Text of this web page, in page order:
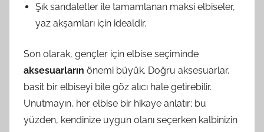
Şık sandaletler ile tamamlanan maksi elbiseler,
yaz akşamları için idealdir.
Son olarak, gençler için elbise seçiminde
aksesuarların önemi büyük. Doğru aksesuarlar,
basit bir elbiseyi bile göz alıcı hale getirebilir.
Unutmayın, her elbise bir hikaye anlatır; bu
yüzden, kendinize uygun olanı seçerken kalbinizin